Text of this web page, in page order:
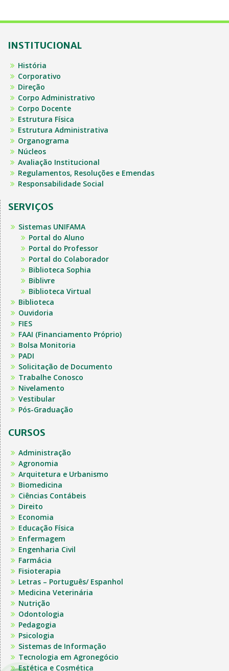
INSTITUCIONAL
História
Corporativo
Direção
Corpo Administrativo
Corpo Docente
Estrutura Física
Estrutura Administrativa
Organograma
Núcleos
Avaliação Institucional
Regulamentos, Resoluções e Emendas
Responsabilidade Social
SERVIÇOS
Sistemas UNIFAMA
Portal do Aluno
Portal do Professor
Portal do Colaborador
Biblioteca Sophia
Biblivre
Biblioteca Virtual
Biblioteca
Ouvidoria
FIES
FAAI (Financiamento Próprio)
Bolsa Monitoria
PADI
Solicitação de Documento
Trabalhe Conosco
Nivelamento
Vestibular
Pós-Graduação
CURSOS
Administração
Agronomia
Arquitetura e Urbanismo
Biomedicina
Ciências Contábeis
Direito
Economia
Educação Física
Enfermagem
Engenharia Civil
Farmácia
Fisioterapia
Letras – Português/ Espanhol
Medicina Veterinária
Nutrição
Odontologia
Pedagogia
Psicologia
Sistemas de Informação
Tecnologia em Agronegócio
Estética e Cosmética